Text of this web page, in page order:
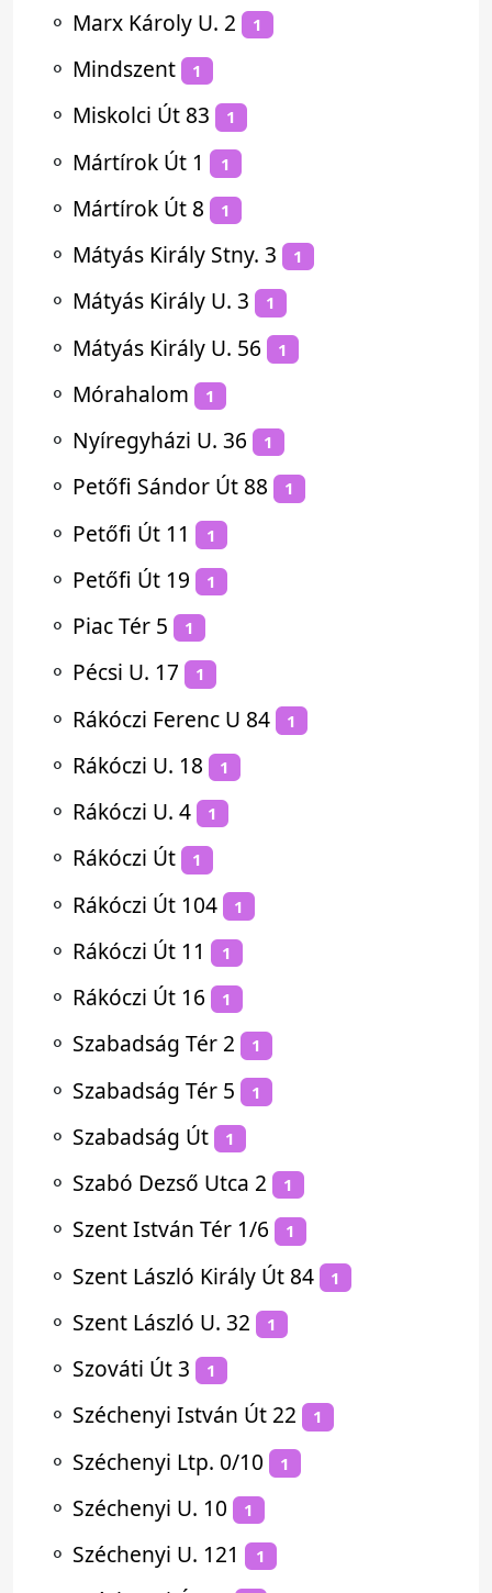
⚬ Marx Károly U. 2 1
⚬ Mindszent 1
⚬ Miskolci Út 83 1
⚬ Mártírok Út 1 1
⚬ Mártírok Út 8 1
⚬ Mátyás Király Stny. 3 1
⚬ Mátyás Király U. 3 1
⚬ Mátyás Király U. 56 1
⚬ Mórahalom 1
⚬ Nyíregyházi U. 36 1
⚬ Petőfi Sándor Út 88 1
⚬ Petőfi Út 11 1
⚬ Petőfi Út 19 1
⚬ Piac Tér 5 1
⚬ Pécsi U. 17 1
⚬ Rákóczi Ferenc U 84 1
⚬ Rákóczi U. 18 1
⚬ Rákóczi U. 4 1
⚬ Rákóczi Út 1
⚬ Rákóczi Út 104 1
⚬ Rákóczi Út 11 1
⚬ Rákóczi Út 16 1
⚬ Szabadság Tér 2 1
⚬ Szabadság Tér 5 1
⚬ Szabadság Út 1
⚬ Szabó Dezső Utca 2 1
⚬ Szent István Tér 1/6 1
⚬ Szent László Király Út 84 1
⚬ Szent László U. 32 1
⚬ Szováti Út 3 1
⚬ Széchenyi István Út 22 1
⚬ Széchenyi Ltp. 0/10 1
⚬ Széchenyi U. 10 1
⚬ Széchenyi U. 121 1